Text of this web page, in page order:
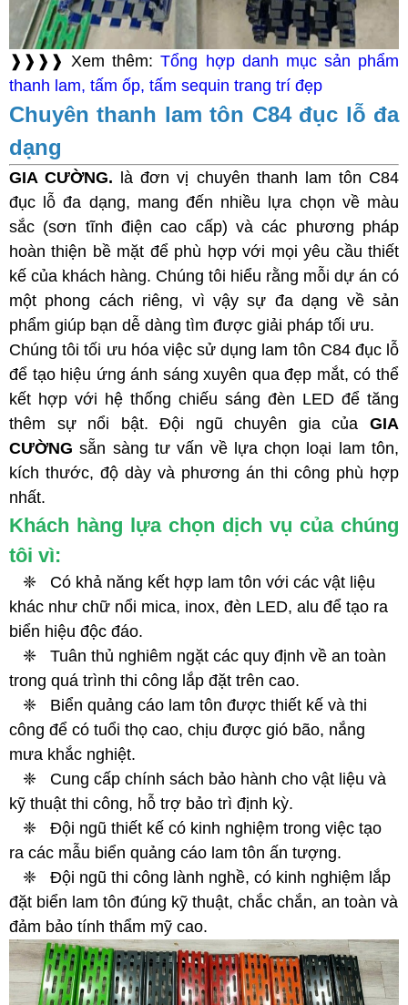
❱❱❱❱ Xem thêm:Tổng hợp danh mục sản phẩm
thanh lam, tấm ốp, tấm sequin trang trí đẹp
Chuyên thanh lam tôn C84 đục lỗ đa
dạng
GIA CƯỜNG.
là đơn vị chuyên thanh lam tôn C84
đục lỗ đa dạng, mang đến nhiều lựa chọn về màu
sắc (sơn tĩnh điện cao cấp) và các phương pháp
hoàn thiện bề mặt để phù hợp với mọi yêu cầu thiết
kế của khách hàng. Chúng tôi hiểu rằng mỗi dự án có
một phong cách riêng, vì vậy sự đa dạng về sản
phẩm giúp bạn dễ dàng tìm được giải pháp tối ưu.
Chúng tôi tối ưu hóa việc sử dụng lam tôn C84 đục lỗ
để tạo hiệu ứng ánh sáng xuyên qua đẹp mắt, có thể
kết hợp với hệ thống chiếu sáng đèn LED để tăng
thêm sự nổi bật. Đội ngũ chuyên gia của GIA
CƯỜNGsẵn sàng tư vấn về lựa chọn loại lam tôn,
kích thước, độ dày và phương án thi công phù hợp
nhất.
Khách hàng lựa chọn dịch vụ của chúng
tôi vì:
❈ Có khả năng kết hợp lam tôn với các vật liệu
khác như chữ nổi mica, inox, đèn LED, alu để tạo ra
biển hiệu độc đáo.
❈ Tuân thủ nghiêm ngặt các quy định về an toàn
trong quá trình thi công lắp đặt trên cao.
❈ Biển quảng cáo lam tôn được thiết kế và thi
công để có tuổi thọ cao, chịu được gió bão, nắng
mưa khắc nghiệt.
❈ Cung cấp chính sách bảo hành cho vật liệu và
kỹ thuật thi công, hỗ trợ bảo trì định kỳ.
❈ Đội ngũ thiết kế có kinh nghiệm trong việc tạo
ra các mẫu biển quảng cáo lam tôn ấn tượng.
❈ Đội ngũ thi công lành nghề, có kinh nghiệm lắp
đặt biển lam tôn đúng kỹ thuật, chắc chắn, an toàn và
đảm bảo tính thẩm mỹ cao.